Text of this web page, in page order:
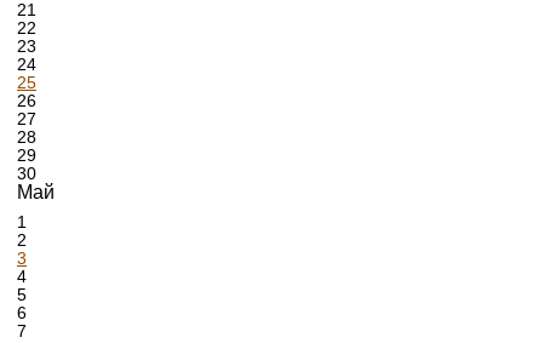
21
22
23
24
25
26
27
28
29
30
Май
1
2
3
4
5
6
7